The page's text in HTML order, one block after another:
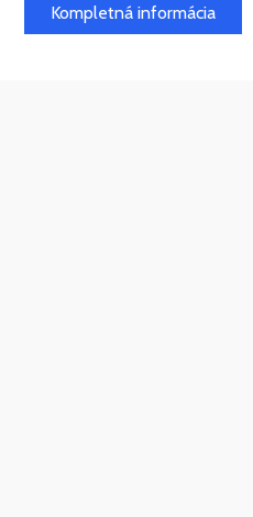
Kompletná informácia